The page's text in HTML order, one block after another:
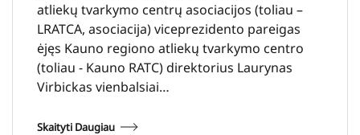
atliekų tvarkymo centrų asociacijos (toliau –
LRATCA, asociacija) viceprezidento pareigas
ėjęs Kauno regiono atliekų tvarkymo centro
(toliau - Kauno RATC) direktorius Laurynas
Virbickas vienbalsiai…
Skaityti Daugiau